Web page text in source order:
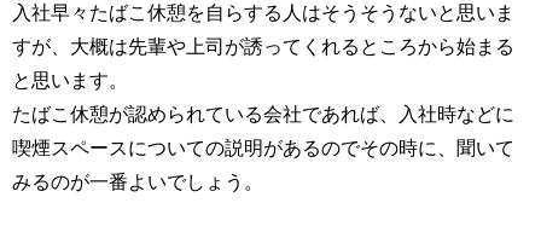
入社早々たばこ休憩を自らする人はそうそうないと思いま
すが、大概は先輩や上司が誘ってくれるところから始まる
と思います。
たばこ休憩が認められている会社であれば、入社時などに
喫煙スペースについての説明があるのでその時に、聞いて
みるのが一番よいでしょう。